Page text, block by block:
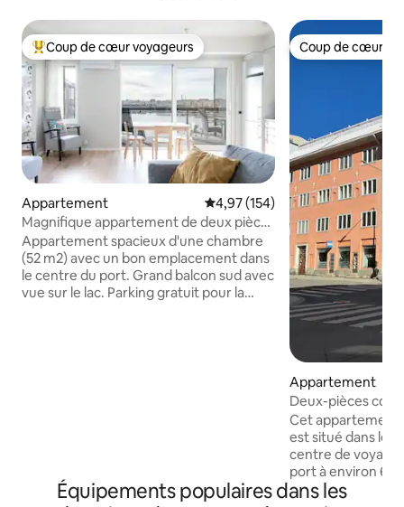
Coups de cœur voyageurs les plus appréciés
Coup de cœur voyageurs
Appartement Évaluation moyenne sur la
4,97 (154)
Magnifique appartement de deux pièces
avec vue sur le lac + place de parking
Appartement spacieux d'une chambre
(52 m2) avec un bon emplacement dans
le centre du port. Grand balcon sud avec
vue sur le lac. Parking gratuit pour la
80 cm si nécessaire. À la disposition du
résident, la salle de sport de la
Coup de cœur
Coup de cœur
Appartement
Deux-pièces
72 m2 + place de
Cet appartement
est situé dans le
centre de
port à environ 6
l'appartement est
Équipements populaires dans les